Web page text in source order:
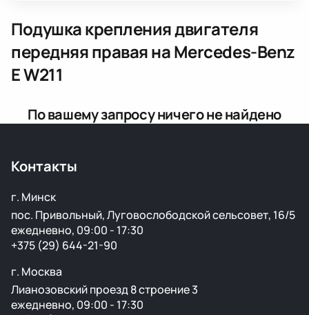
Подушка крепления двигателя
передняя праваяна Mercedes-Benz
E W211
По вашему запросу ничего не найдено
Контакты
г. Минск
пос. Привольный, Луговослободской сельсовет, 16/5
ежедневно, 09:00 - 17:30
+375 (29) 644-21-90
г. Москва
Лианозовский проезд 8 строение 3
ежедневно, 09:00 - 17:30